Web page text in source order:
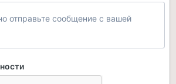
отправьте сообщение с вашей